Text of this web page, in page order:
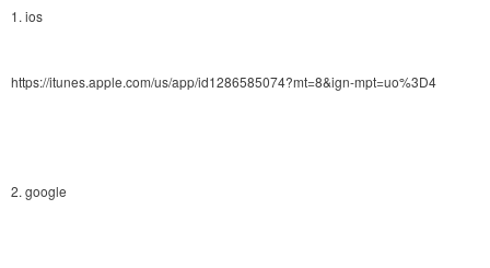
1. ios
https://itunes.apple.com/us/app/id1286585074?mt=8&ign-mpt=uo%3D4
2. google